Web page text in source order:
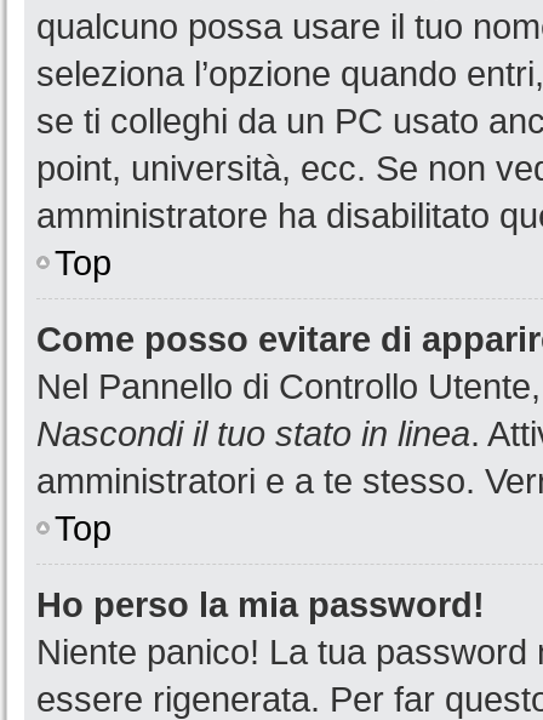
qualcuno possa usare il tuo
seleziona l’opzione quando
se ti colleghi da un PC usato
point, università, ecc. Se non
amministratore ha disabilitato
Top
Come posso evitare di
Nel Pannello di Controllo
Nascondi il tuo stato in linea.
amministratori e a te stesso.
Top
Ho perso la mia password!
Niente panico! La tua
essere rigenerata. Per far